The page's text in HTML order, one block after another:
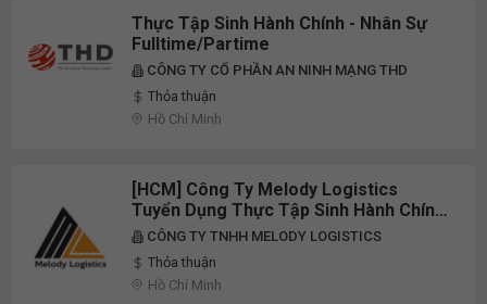
Thực Tập Sinh Hành Chính - Nhân Sự
Fulltime/Partime
CÔNG TY CỔ PHẦN AN NINH MẠNG THD
Thỏa thuận
Hồ Chí Minh
[HCM] Công Ty Melody Logistics
Tuyển Dụng Thực Tập Sinh Hành Chính
Nhân Sự Part-Time 2026
CÔNG TY TNHH MELODY LOGISTICS
Thỏa thuận
Hồ Chí Minh